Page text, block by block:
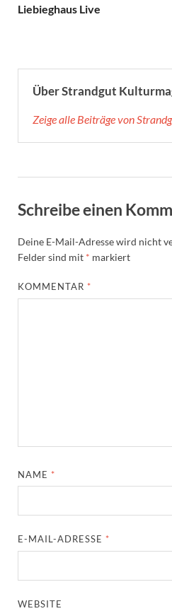
Liebieghaus Live
Über Strandgut
Zeige alle Beiträge von
Schreibe einen
Deine E-Mail-Adresse wird nicht
Felder sind mit * markiert
KOMMENTAR *
NAME *
E-MAIL-ADRESSE *
WEBSITE